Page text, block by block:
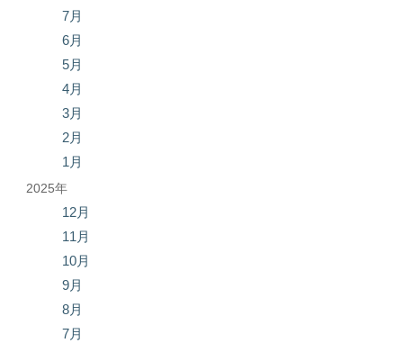
7月
6月
5月
4月
3月
2月
1月
2025年
12月
11月
10月
9月
8月
7月